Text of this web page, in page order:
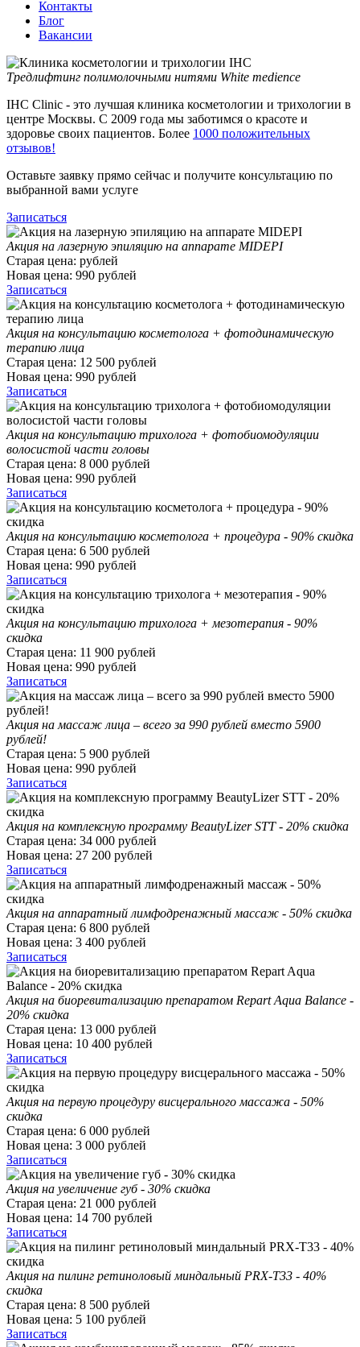
Контакты
Блог
Вакансии
Тредлифтинг полимолочными нитями White medience
IHC Clinic - это лучшая клиника косметологии и трихологии в
центре Москвы. С 2009 года мы заботимся о красоте и
здоровье своих пациентов. Более 1000 положительных
отзывов!
Оставьте заявку прямо сейчас и получите консультацию по
выбранной вами услуге
Записаться
Акция на лазерную эпиляцию на аппарате MIDEPI
Старая цена: рублей
Новая цена: 990 рублей
Записаться
Акция на консультацию косметолога + фотодинамическую
терапию лица
Старая цена: 12 500 рублей
Новая цена: 990 рублей
Записаться
Акция на консультацию трихолога + фотобиомодуляции
волосистой части головы
Старая цена: 8 000 рублей
Новая цена: 990 рублей
Записаться
Акция на консультацию косметолога + процедура - 90% скидка
Старая цена: 6 500 рублей
Новая цена: 990 рублей
Записаться
Акция на консультацию трихолога + мезотерапия - 90%
скидка
Старая цена: 11 900 рублей
Новая цена: 990 рублей
Записаться
Акция на массаж лица – всего за 990 рублей вместо 5900
рублей!
Старая цена: 5 900 рублей
Новая цена: 990 рублей
Записаться
Акция на комплексную программу BeautyLizer STT - 20% скидка
Старая цена: 34 000 рублей
Новая цена: 27 200 рублей
Записаться
Акция на аппаратный лимфодренажный массаж - 50% скидка
Старая цена: 6 800 рублей
Новая цена: 3 400 рублей
Записаться
Акция на биоревитализацию препаратом Repart Aqua Balance -
20% скидка
Старая цена: 13 000 рублей
Новая цена: 10 400 рублей
Записаться
Акция на первую процедуру висцерального массажа - 50%
скидка
Старая цена: 6 000 рублей
Новая цена: 3 000 рублей
Записаться
Акция на увеличение губ - 30% скидка
Старая цена: 21 000 рублей
Новая цена: 14 700 рублей
Записаться
Акция на пилинг ретиноловый миндальный PRX-T33 - 40%
скидка
Старая цена: 8 500 рублей
Новая цена: 5 100 рублей
Записаться